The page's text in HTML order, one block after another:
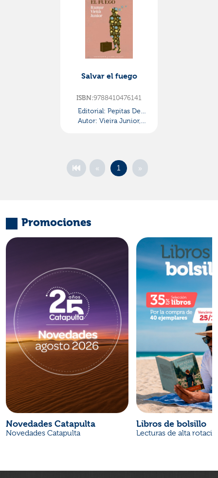
Salvar el fuego
ISBN:9788410476141
Editorial: Pepitas De
Calabaza
Autor: Vieira Junior,
« 1 »
Promociones
Novedades Catapulta
Novedades Catapulta
Libros de bolsillo
Lecturas de alta